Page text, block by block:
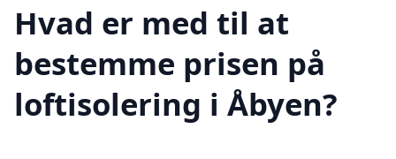
Hvad er med til at
bestemme prisen på
loftisolering i Åbyen?